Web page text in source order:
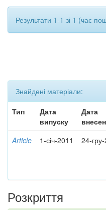
Результати 1-1 зі 1 (час
Знайдені матеріали:
Тип
Дата
випуску
Дата
Article 1-січ-2011 24-
Розкриття